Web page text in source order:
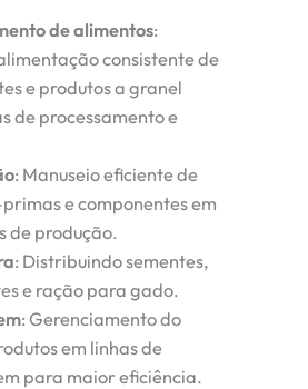
de alimentos:
consistente de
e produtos a granel
de processamento e
: Manuseio eficiente de
e componentes em
de produção.
: Distribuindo sementes,
e ração para gado.
: Gerenciamento do
em linhas de
para maior eficiência.